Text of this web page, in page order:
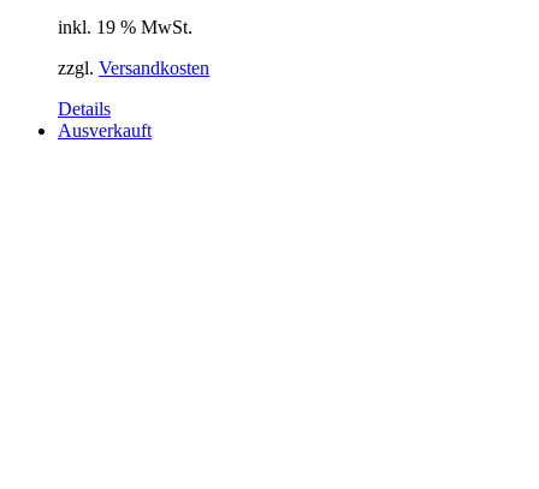
inkl. 19 % MwSt.
zzgl. Versandkosten
Details
Ausverkauft